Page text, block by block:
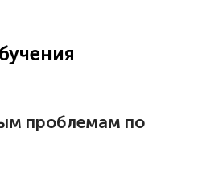
методических
проблемам по